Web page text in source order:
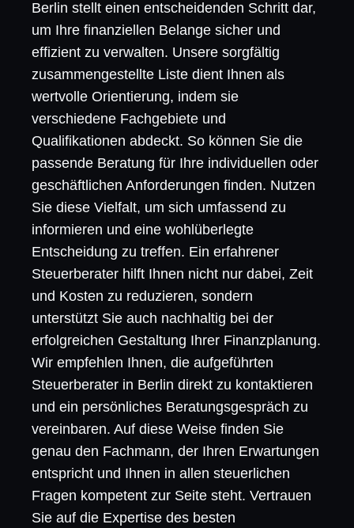
Berlin stellt einen entscheidenden Schritt dar,
um Ihre finanziellen Belange sicher und
effizient zu verwalten. Unsere sorgfältig
zusammengestellte Liste dient Ihnen als
wertvolle Orientierung, indem sie
verschiedene Fachgebiete und
Qualifikationen abdeckt. So können Sie die
passende Beratung für Ihre individuellen oder
geschäftlichen Anforderungen finden. Nutzen
Sie diese Vielfalt, um sich umfassend zu
informieren und eine wohlüberlegte
Entscheidung zu treffen. Ein erfahrener
Steuerberater hilft Ihnen nicht nur dabei, Zeit
und Kosten zu reduzieren, sondern
unterstützt Sie auch nachhaltig bei der
erfolgreichen Gestaltung Ihrer Finanzplanung.
Wir empfehlen Ihnen, die aufgeführten
Steuerberater in Berlin direkt zu kontaktieren
und ein persönliches Beratungsgespräch zu
vereinbaren. Auf diese Weise finden Sie
genau den Fachmann, der Ihren Erwartungen
entspricht und Ihnen in allen steuerlichen
Fragen kompetent zur Seite steht. Vertrauen
Sie auf die Expertise des besten